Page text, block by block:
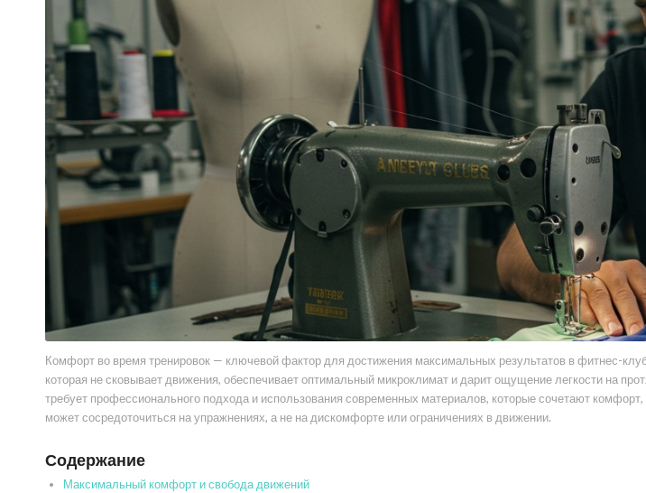
Комфорт во время тренировок — ключевой фактор для достижения максимальных результатов в фитнес-
которая не сковывает движения, обеспечивает оптимальный микроклимат и дарит ощущение легкости на
требует профессионального подхода и использования современных материалов, которые сочетают
может сосредоточиться на упражнениях, а не на дискомфорте или ограничениях в движении.
Содержание
Максимальный комфорт и свобода движений